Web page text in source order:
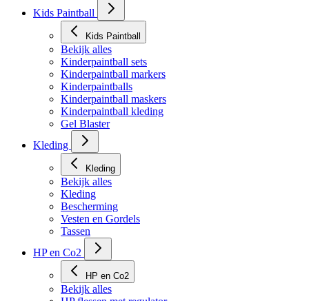
Kids Paintball
Kids Paintball
Bekijk alles
Kinderpaintball sets
Kinderpaintball markers
Kinderpaintballs
Kinderpaintball maskers
Kinderpaintball kleding
Gel Blaster
Kleding
Kleding
Bekijk alles
Kleding
Bescherming
Vesten en Gordels
Tassen
HP en Co2
HP en Co2
Bekijk alles